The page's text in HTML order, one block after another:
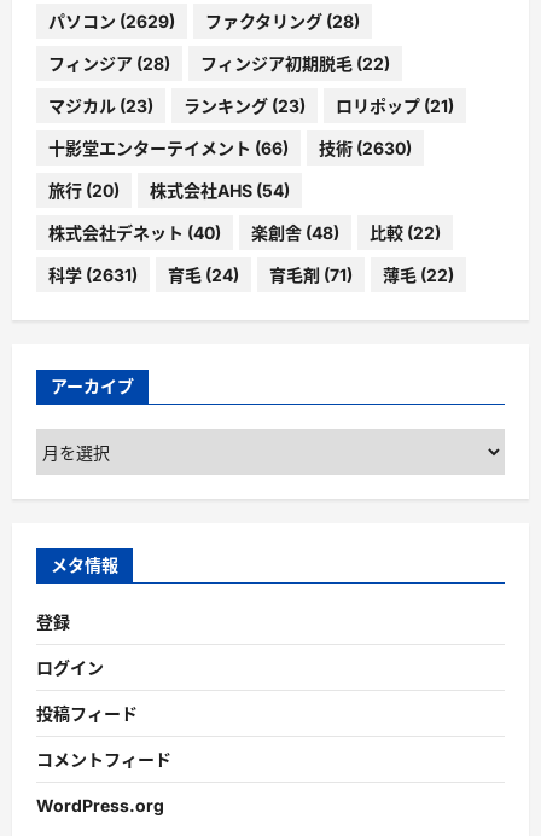
パソコン (2629) ファクタリング (28)
フィンジア (28) フィンジア初期脱毛 (22)
マジカル (23) ランキング (23) ロリポップ (21)
十影堂エンターテイメント (66) 技術 (2630)
旅行 (20) 株式会社AHS (54)
株式会社デネット (40) 楽創舎 (48) 比較 (22)
科学 (2631) 育毛 (24) 育毛剤 (71) 薄毛 (22)
アーカイブ
ア
ー
カ
ブ
メタ情報
登録
ログイン
投稿フィード
コメントフィード
WordPress.org